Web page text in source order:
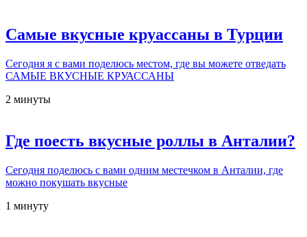
Самые вкусные круассаны в Турции
Сегодня я с вами поделюсь местом, где вы можете отведать
САМЫЕ ВКУСНЫЕ КРУАССАНЫ
2 минуты
Где поесть вкусные роллы в Анталии?
Сегодня поделюсь с вами одним местечком в Анталии, где
можно покушать вкусные
1 минуту